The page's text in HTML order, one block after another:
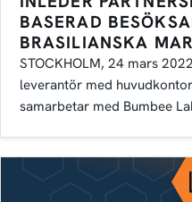
BASERAD
BRASILIANSKA
STOCKHOLM, 24 mars
leverantör med
samarbetar med Bumbee